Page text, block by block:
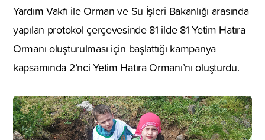
Yardım Vakfı ile Orman ve Su İşleri Bakanlığı arasında
yapılan protokol çerçevesinde 81 ilde 81 Yetim Hatıra
Ormanı oluşturulması için başlattığı kampanya
kapsamında 2’nci Yetim Hatıra Ormanı’nı oluşturdu.